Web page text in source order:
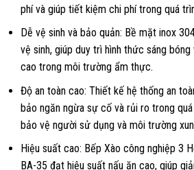
phí và giúp tiết kiệm chi phí trong quá
Dễ vệ sinh và bảo quản: Bề mặt inox
vệ sinh, giúp duy trì hình thức sáng
cao trong môi trường ẩm thực.
Độ an toàn cao: Thiết kế hệ thống an
bảo ngăn ngừa sự cố và rủi ro trong
bảo vệ người sử dụng và môi trường
Hiệu suất cao: Bếp Xào công nghiệp 3
BA-35 đạt hiệu suất nấu ăn cao, giúp